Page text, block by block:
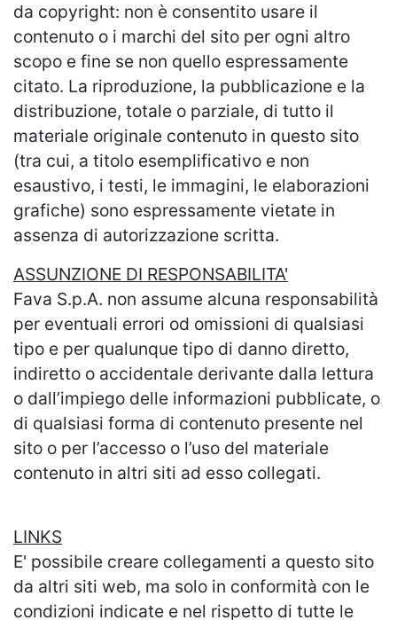
da copyright: non è consentito usare il
contenuto o i marchi del sito per ogni altro
scopo e fine se non quello espressamente
citato. La riproduzione, la pubblicazione e la
distribuzione, totale o parziale, di tutto il
materiale originale contenuto in questo sito
(tra cui, a titolo esemplificativo e non
esaustivo, i testi, le immagini, le elaborazioni
grafiche) sono espressamente vietate in
assenza di autorizzazione scritta.
ASSUNZIONE DI RESPONSABILITA'
Fava S.p.A. non assume alcuna responsabilità
per eventuali errori od omissioni di qualsiasi
tipo e per qualunque tipo di danno diretto,
indiretto o accidentale derivante dalla lettura
o dall’impiego delle informazioni pubblicate, o
di qualsiasi forma di contenuto presente nel
sito o per l’accesso o l’uso del materiale
contenuto in altri siti ad esso collegati.
LINKS
E' possibile creare collegamenti a questo sito
da altri siti web, ma solo in conformità con le
condizioni indicate e nel rispetto di tutte le